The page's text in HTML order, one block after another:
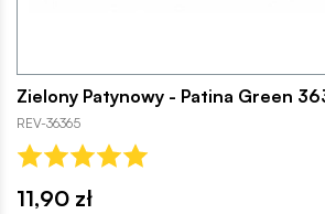
Zielony Patynowy - Patina Green
REV-36365
11,90 zł